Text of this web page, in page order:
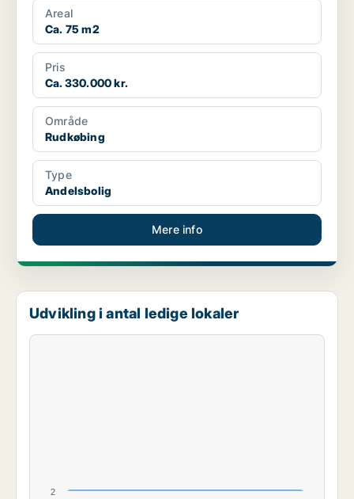
Areal
Ca. 75 m2
Pris
Ca. 330.000 kr.
Område
Rudkøbing
Type
Andelsbolig
Mere info
Udvikling i antal ledige lokaler
2